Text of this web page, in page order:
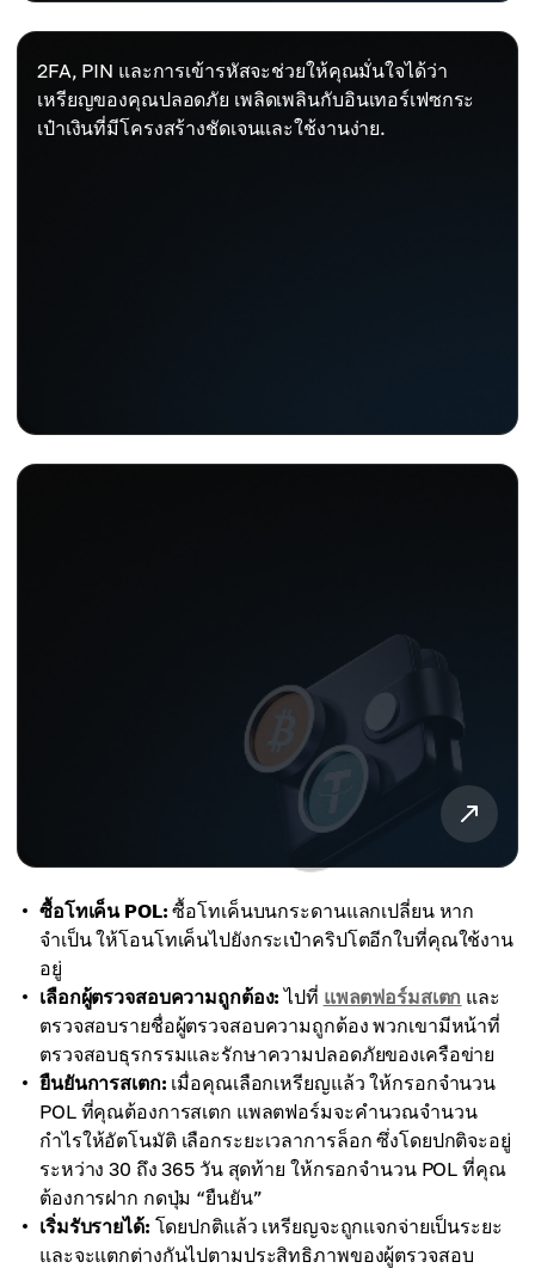
2FA, PIN และการเข้ารหัสจะช่วยให้คุณมั่นใจได้ว่า
เหรียญของคุณปลอดภัย เพลิดเพลินกับอินเทอร์เฟซกระ
เป๋าเงินที่มีโครงสร้างชัดเจนและใช้งานง่าย.
ซื้อโทเค็น POL: ซื้อโทเค็นบนกระดานแลกเปลี่ยน หาก
จำเป็น ให้โอนโทเค็นไปยังกระเป๋าคริปโตอีกใบที่คุณใช้งาน
อยู่
เลือกผู้ตรวจสอบความถูกต้อง: ไปที่ แพลตฟอร์มสเตก และ
ตรวจสอบรายชื่อผู้ตรวจสอบความถูกต้อง พวกเขามีหน้าที่
ตรวจสอบธุรกรรมและรักษาความปลอดภัยของเครือข่าย
ยืนยันการสเตก: เมื่อคุณเลือกเหรียญแล้ว ให้กรอกจำนวน
POL ที่คุณต้องการสเตก แพลตฟอร์มจะคำนวณจำนวน
กำไรให้อัตโนมัติ เลือกระยะเวลาการล็อก ซึ่งโดยปกติจะอยู่
ระหว่าง 30 ถึง 365 วัน สุดท้าย ให้กรอกจำนวน POL ที่คุณ
ต้องการฝาก กดปุ่ม “ยืนยัน”
เริ่มรับรายได้: โดยปกติแล้ว เหรียญจะถูกแจกจ่ายเป็นระยะ
และจะแตกต่างกันไปตามประสิทธิภาพของผู้ตรวจสอบ